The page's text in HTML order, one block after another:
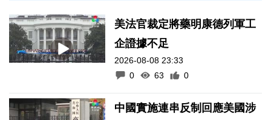
美法官裁定將藥明康德列軍工
企證據不足
2026-08-08 23:33
0
63 0
中國實施連串反制回應美國涉